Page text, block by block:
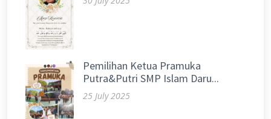
Pemilihan Ketua Pramuka
Putra&Putri SMP Islam Daru...
25 July 2025